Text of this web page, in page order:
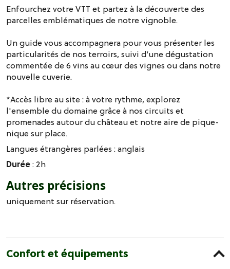
Enfourchez votre VTT et partez à la découverte des
parcelles emblématiques de notre vignoble.
Un guide vous accompagnera pour vous présenter les
particularités de nos terroirs, suivi d’une dégustation
commentée de 6 vins au cœur des vignes ou dans notre
nouvelle cuverie.
*Accès libre au site : à votre rythme, explorez
l'ensemble du domaine grâce à nos circuits et
promenades autour du château et notre aire de pique-
nique sur place.
Langues étrangères parlées :anglais
Durée: 2h
Autres précisions
uniquement sur réservation.
Confort et équipements